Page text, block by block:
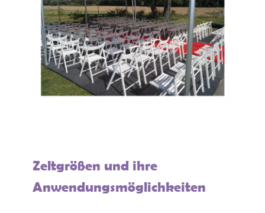
Zeltgrößen und ihre
Anwendungsmöglichkeiten